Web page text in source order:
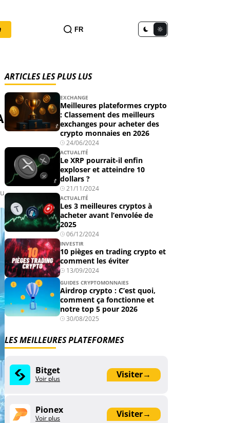
FR
ARTICLES LES PLUS LUS
EXCHANGE
Meilleures plateformes crypto
: Classement des meilleurs
exchanges pour acheter des
crypto monnaies en 2026
24/06/2024
ACTUALITÉ
Le XRP pourrait-il enfin
exploser et atteindre 10
dollars ?
21/11/2024
ACTUALITÉ
Les 3 meilleures cryptos à
acheter avant l’envolée de
2025
06/12/2024
INVESTIR
10 pièges en trading crypto et
comment les éviter
13/09/2024
GUIDES CRYPTOMONNAIES
Airdrop crypto : C’est quoi,
comment ça fonctionne et
notre top 5 pour 2026
30/08/2025
LES MEILLEURES PLATEFORMES
Bitget Visiter→
Voir plus
Pionex Visiter→
Voir plus